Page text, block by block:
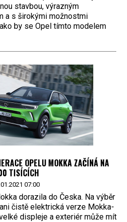
stavbou, výrazným
a s širokými možnostmi
by se Opel tímto modelem
OPELU MOKKA ZAČÍNÁ NA
TISÍCÍCH
07:00
dorazila do Česka. Na výběr
čistě elektrická verze Mokka-
displeje a exteriér může mít